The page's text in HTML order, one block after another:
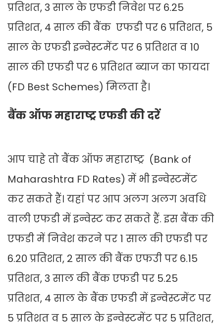
प्रतिशत, 3 साल के एफडी निवेश पर 6.25
प्रतिशत, 4 साल की बैंक एफडी पर 6 प्रतिशत, 5
साल के एफडी इन्वेस्टमेंट पर 6 प्रतिशत व 10
साल की एफडी पर 6 प्रतिशत ब्याज का फायदा
(FD Best Schemes) मिलता है।
बैंक ऑफ महाराष्ट्र एफडी की दरें
आप चाहे तो बैंक ऑफ महाराष्ट्र (Bank of
Maharashtra FD Rates) में भी इन्वेस्टमेंट
कर सकते हैं। यहां पर आप अलग अलग अवधि
वाली एफडी में इन्वेस्ट कर सकते हैं. इस बैंक की
एफडी में निवेश करने पर 1 साल की एफडी पर
6.20 प्रतिशत, 2 साल की बैंक एफउी पर 6.15
प्रतिशत, 3 साल की बैंक एफडी पर 5.25
प्रतिशत, 4 साल के बैंक एफडी में इन्वेस्टमेंट पर
5 प्रतिशत व 5 साल के इन्वेस्टमेंट पर 5 प्रतिशत,